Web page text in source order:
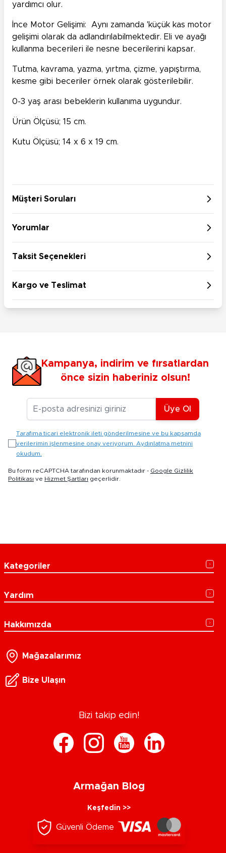
yardımcı olur.
İnce Motor Gelişimi: Aynı zamanda 'küçük kas motor
gelişimi olarak da adlandırılabilmektedir. Eli ve ayağı
kullanma becerileri ile nesne becerilerini kapsar.
Tutma, kavrama, yazma, yırtma, çizme, yapıştırma,
kesme gibi beceriler örnek olarak gösterilebilir.
0-3 yaş arası bebeklerin kullanıma uygundur.
Ürün Ölçüsü; 15 cm.
Kutu Ölçüsü; 14 x 6 x 19 cm.
Müşteri Soruları
Yorumlar
Taksit Seçenekleri
Kargo ve Teslimat
Kampanya, indirim ve fırsatlardan
önce sizin haberiniz olsun!
E-posta Adresiniz
Üye Ol
Tarafıma ticari elektronik ileti gönderilmesine ve bu kapsamda
verilerimin işlenmesine onay veriyorum. Aydınlatma metnini
okudum.
Bu form reCAPTCHA tarafından korunmaktadır - Google Gizlilik
Politikası ve Hizmet Şartları geçerlidir.
Kategoriler
Yardım
Hakkımızda
Mağazalarımız
Bize Ulaşın
Bizi takip edin!
Armağan Blog
Keşfedin >>
Güvenli Ödeme